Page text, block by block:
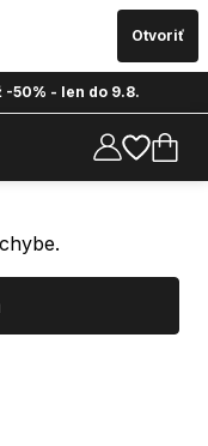
Otvoriť
-50% - len do 9.8.